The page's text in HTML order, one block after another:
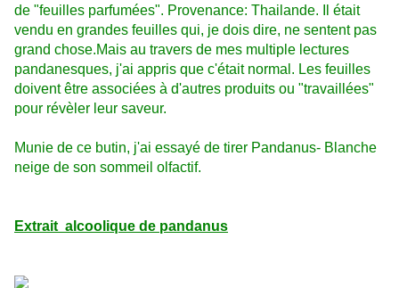
de "feuilles parfumées". Provenance: Thailande. Il était
vendu en grandes feuilles qui, je dois dire, ne sentent pas
grand chose.Mais au travers de mes multiple lectures
pandanesques, j'ai appris que c'était normal. Les feuilles
doivent être associées à d'autres produits ou "travaillées"
pour révèler leur saveur.
Munie de ce butin, j'ai essayé de tirer Pandanus- Blanche
neige de son sommeil olfactif.
Extrait alcoolique de pandanus